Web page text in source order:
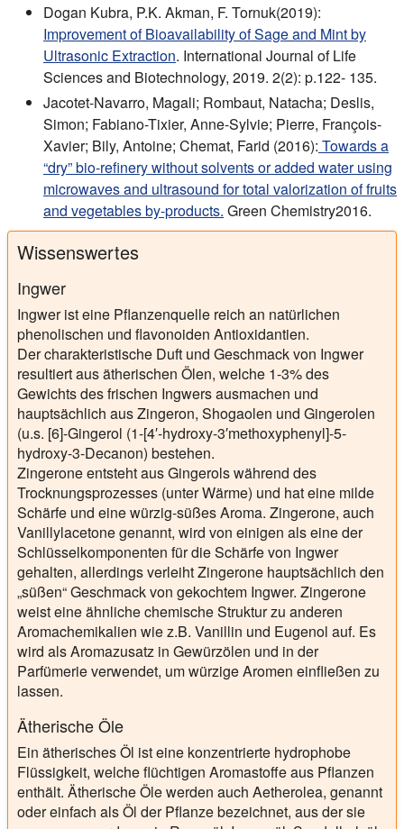
Dogan Kubra, P.K. Akman, F. Tornuk(2019):
Improvement of Bioavailability of Sage and Mint by
Ultrasonic Extraction. International Journal of Life
Sciences and Biotechnology, 2019. 2(2): p.122- 135.
Jacotet-Navarro, Magali; Rombaut, Natacha; Deslis,
Simon; Fabiano-Tixier, Anne-Sylvie; Pierre, François-
Xavier; Bily, Antoine; Chemat, Farid (2016): Towards a
“dry” bio-refinery without solvents or added water using
microwaves and ultrasound for total valorization of fruits
and vegetables by-products. Green Chemistry2016.
Wissenswertes
Ingwer
Ingwer ist eine Pflanzenquelle reich an natürlichen
phenolischen und flavonoiden Antioxidantien.
Der charakteristische Duft und Geschmack von Ingwer
resultiert aus ätherischen Ölen, welche 1-3% des
Gewichts des frischen Ingwers ausmachen und
hauptsächlich aus Zingeron, Shogaolen und Gingerolen
(u.s. [6]-Gingerol (1-[4′-hydroxy-3′methoxyphenyl]-5-
hydroxy-3-Decanon) bestehen.
Zingerone entsteht aus Gingerols während des
Trocknungsprozesses (unter Wärme) und hat eine milde
Schärfe und eine würzig-süßes Aroma. Zingerone, auch
Vanillylacetone genannt, wird von einigen als eine der
Schlüsselkomponenten für die Schärfe von Ingwer
gehalten, allerdings verleiht Zingerone hauptsächlich den
„süßen“ Geschmack von gekochtem Ingwer. Zingerone
weist eine ähnliche chemische Struktur zu anderen
Aromachemikalien wie z.B. Vanillin und Eugenol auf. Es
wird als Aromazusatz in Gewürzölen und in der
Parfümerie verwendet, um würzige Aromen einfließen zu
lassen.
Ätherische Öle
Ein ätherisches Öl ist eine konzentrierte hydrophobe
Flüssigkeit, welche flüchtigen Aromastoffe aus Pflanzen
enthält. Ätherische Öle werden auch Aetherolea, genannt
oder einfach als Öl der Pflanze bezeichnet, aus der sie